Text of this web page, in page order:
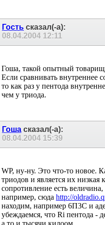
Гостьсказал(-а):
08.04.200412:11
Гоша, такой опытный
Если сравнивать внутреннее
то как раз у пентода
Гоша сказал(-а):
08.04.200415:39
WP, ну-ну. Это что-то новое.
триодов и является их низкая
сопротивление есть величина,
например, сюдаhttp://
находим, например 6П3С и